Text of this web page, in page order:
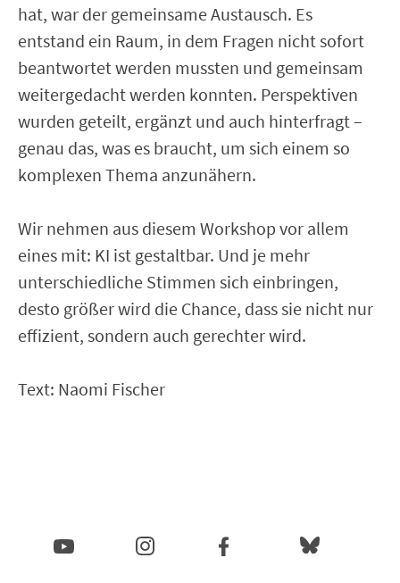
hat, war der gemeinsame Austausch. Es
entstand ein Raum, in dem Fragen nicht sofort
beantwortet werden mussten und gemeinsam
weitergedacht werden konnten. Perspektiven
wurden geteilt, ergänzt und auch hinterfragt –
genau das, was es braucht, um sich einem so
komplexen Thema anzunähern.
Wir nehmen aus diesem Workshop vor allem
eines mit: KI ist gestaltbar. Und je mehr
unterschiedliche Stimmen sich einbringen,
desto größer wird die Chance, dass sie nicht nur
effizient, sondern auch gerechter wird.
Text: Naomi Fischer